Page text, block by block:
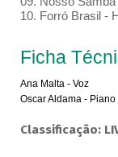
10. Forró Brasil -
Ficha
Ana Malta - Voz
Oscar Aldama - Piano
Classificação: